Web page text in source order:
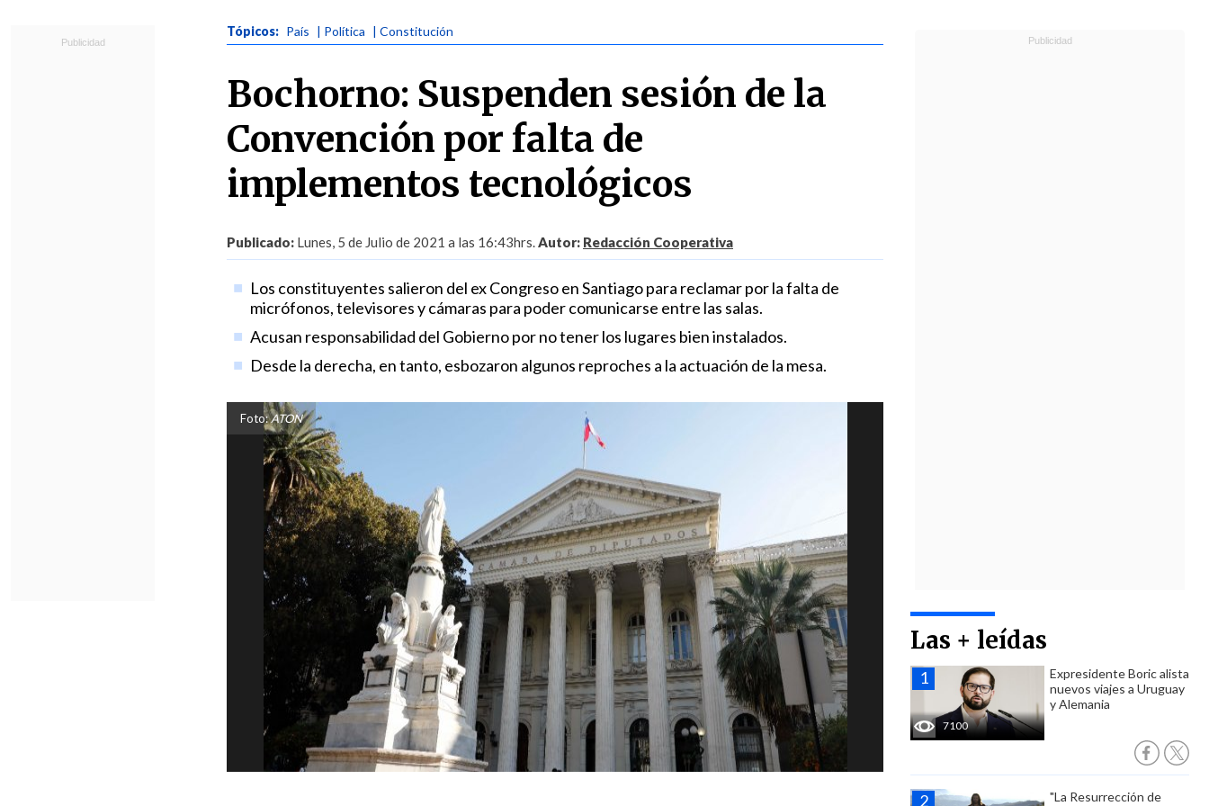
Tópicos: País | Política | Constitución
Bochorno: Suspenden sesión de la
Convención por falta de
implementos tecnológicos
Publicado: Lunes, 5 de Julio de 2021 a las 16:43hrs.Autor: Redacción Cooperativa
Los constituyentes salieron del ex Congreso en Santiago para reclamar por la falta de
micrófonos, televisores y cámaras para poder comunicarse entre las salas.
Acusan responsabilidad del Gobierno por no tener los lugares bien instalados.
Desde la derecha, en tanto, esbozaron algunos reproches a la actuación de la mesa.
Foto:ATON
Las + leídas
7100
Expresidente Boric alista
nuevos viajes a Uruguay
y Alemania
"La Resurrección de